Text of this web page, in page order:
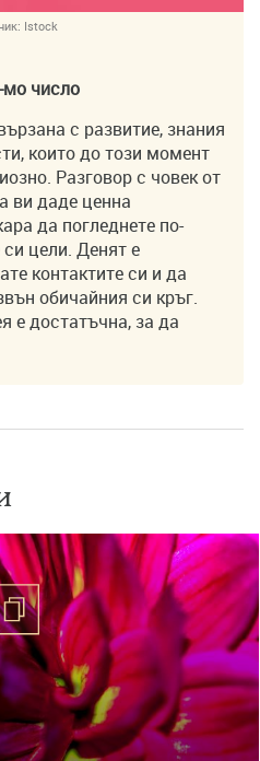
Istock
мо число
с развитие, знания
които до този момент
Разговор с човек от
ви даде ценна
да погледнете по-
цели. Денят е
контактите си и да
обичайния си кръг.
е достатъчна, за да